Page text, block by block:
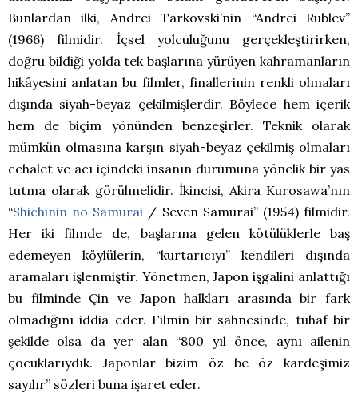
Bunlardan ilki, Andrei Tarkovski’nin “Andrei Rublev”
(1966) filmidir. İçsel yolculuğunu gerçekleştirirken,
doğru bildiği yolda tek başlarına yürüyen kahramanların
hikâyesini anlatan bu filmler, finallerinin renkli olmaları
dışında siyah-beyaz çekilmişlerdir. Böylece hem içerik
hem de biçim yönünden benzeşirler. Teknik olarak
mümkün olmasına karşın siyah-beyaz çekilmiş olmaları
cehalet ve acı içindeki insanın durumuna yönelik bir yas
tutma olarak görülmelidir. İkincisi, Akira Kurosawa’nın
“Shichinin no Samurai / Seven Samurai” (1954) filmidir.
Her iki filmde de, başlarına gelen kötülüklerle baş
edemeyen köylülerin, “kurtarıcıyı” kendileri dışında
aramaları işlenmiştir. Yönetmen, Japon işgalini anlattığı
bu filminde Çin ve Japon halkları arasında bir fark
olmadığını iddia eder. Filmin bir sahnesinde, tuhaf bir
şekilde olsa da yer alan “800 yıl önce, aynı ailenin
çocuklarıydık. Japonlar bizim öz be öz kardeşimiz
sayılır” sözleri buna işaret eder.